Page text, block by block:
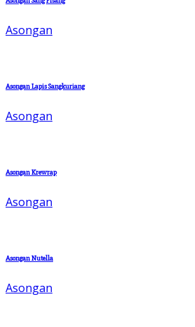
Asongan
Asongan Lapis Sangkuriang
Asongan
Asongan Krewrap
Asongan
Asongan Nutella
Asongan